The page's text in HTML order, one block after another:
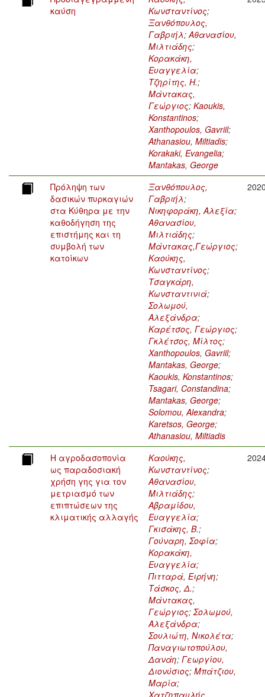
καύση
Κωνσταντίνος;
Ξανθόπουλος,
Γαβριήλ;Αθανασίου,
Μιλτιάδης;
Κορακάκη,
Ευαγγελία;
Τζηρίτης, Η.;
Μάντακας,
Γεώργιος; Kaoukis,
Konstantinos;
Xanthopoulos, Gavriil;
Athanasiou, Miltiadis;
Korakaki, Evangelia;
Mantakas, George
Πρόληψη των
δασικών πυρκαγιών
στα Κύθηρα με την
καθοδήγηση της
επιστήμης και τη
συμβολή των
κατοίκων
Ξανθόπουλος,
Γαβριήλ;
Νικηφοράκη, Αλεξία;
Αθανασίου,
Μιλτιάδης;
Μάντακας,Γεώργιος;
Καούκης,
Κωνσταντίνος;
Τσαγκάρη,
Κωνσταντινιά;
Σολωμού,
Αλεξάνδρα;
Καρέτσος, Γεώργιος;
Γκλέτσος, Μίλτος;
Xanthopoulos, Gavriil;
Mantakas, George;
Kaoukis, Konstantinos;
Tsagari, Constandina;
Mantakas, George;
Solomou, Alexandra;
Karetsos, George;
Athanasiou, Miltiadis
Η αγροδασοπονία
ως παραδοσιακή
χρήση γης για τον
μετριασμό των
επιπτώσεων της
κλιματικής αλλαγής
Καούκης,
Κωνσταντίνος;
Αθανασίου,
Μιλτιάδης;
Αβραμίδου,
Ευαγγελία;
Γκισάκης, Β.;
Γούναρη, Σοφία;
Κορακάκη,
Ευαγγελία;
Πιτταρά, Ειρήνη;
Τάσκος, Δ.;
Μάντακας,
Γεώργιος;Σολωμού,
Αλεξάνδρα;
Σουλιώτη, Νικολέτα;
Παναγιωτοπούλου,
Δανάη; Γεωργίου,
Διονύσιος; Μπάτζιου,
Μαρία;